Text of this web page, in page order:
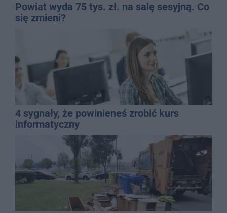
Powiat wyda 75 tys. zł. na salę sesyjną. Co
się zmieni?
4 sygnały, że powinieneś zrobić kurs
informatyczny